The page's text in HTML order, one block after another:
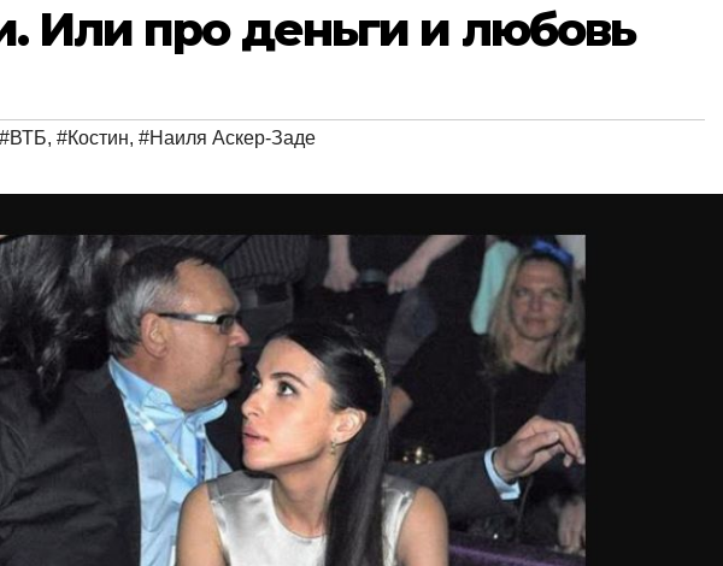
Или про деньги и любовь
#ВТБ, #Костин, #Наиля Аскер-Заде